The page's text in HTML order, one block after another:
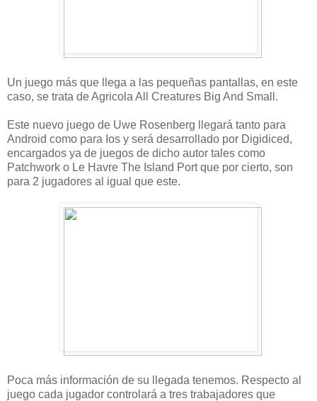
Un juego más que llega a las pequeñas pantallas, en este
caso, se trata de Agricola All Creatures Big And Small.
Este nuevo juego de Uwe Rosenberg llegará tanto para
Android como para Ios y será desarrollado por Digidiced,
encargados ya de juegos de dicho autor tales como
Patchwork o Le Havre The Island Port que por cierto, son
para 2 jugadores al igual que este.
Poca más información de su llegada tenemos. Respecto al
juego cada jugador controlará a tres trabajadores que